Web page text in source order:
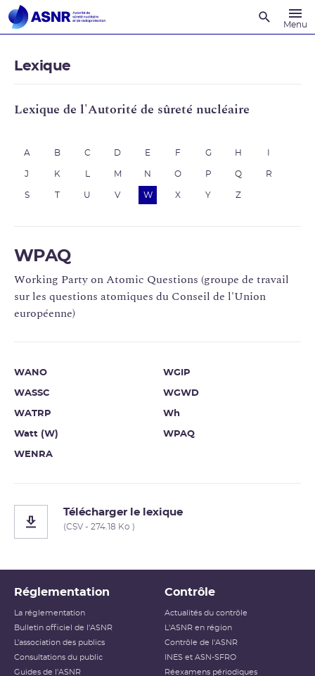
Menu
Lexique
Lexique de l'Autorité de sûreté nucléaire
A B C D E F G H
J K M N O P Q R
S U V W X Y Z
WPAQ
Working Party on Atomic Questions (groupe de travail
sur les questions atomiques du Conseil de l'Union
européenne)
WANO
WASSC
WATRP
Watt (W)
WENRA
WGIP
WGWD
Wh
WPAQ
Télécharger le lexique
(CSV - 274.18 Ko )
Réglementation
La réglementation
Bulletin officiel de l'ASNR
L’association des publics
Consultations du public
Guides de l'ASNR
Contrôle
Actualités du contrôle
L'ASNR en région
Contrôle de l'ASNR
INES et ASN-SFRO
Réexamens périodiques